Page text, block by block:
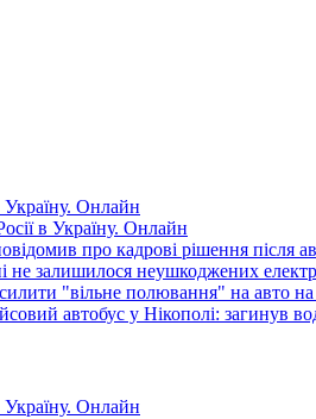
в Україну. Онлайн
про кадрові рішення після
не залишилося неушкоджених
"вільне полювання" на авто
автобус у Нікополі: загинув